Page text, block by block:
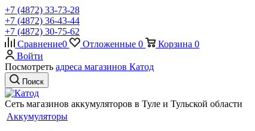
+7 (4872) 33-73-28
+7 (4872) 36-43-44
+7 (4872) 30-75-62
Сравнение0 Отложенные 0 Корзина 0
Войти
Посмотреть адреса магазинов Катод
Поиск
Сеть магазинов аккумуляторов в Туле и Тульской области
Аккумуляторы